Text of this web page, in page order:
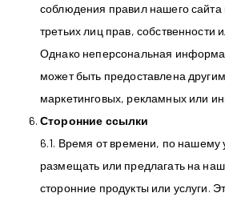
соблюдения правил нашего
третьих лиц прав, собственности
Однако неперсональная
может быть предоставлена
маркетинговых, рекламных или
Сторонние ссылки
6.1. Время от времени, по
размещать или предлагать на
сторонние продукты или услуги.